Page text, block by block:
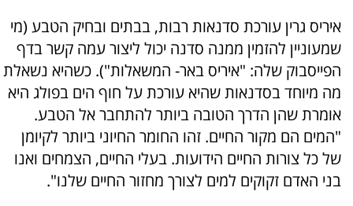
איריס גרין עורכת סדנאות רבות, בבתים ובחיק הטבע (מי
שמעוניין להזמין ממנה סדנה יכול ליצור עמה קשר בדף
הפייסבוק שלה: "איריס באר- המשאלות"). כשהיא נשאלת
מה מיוחד בסדנאות שהיא עורכת על חוף הים בפולג היא
אומרת שהן הדרך הטובה ביותר להתחבר אל הטבע.
"המים הם מקור החיים. זהו החומר החיוני ביותר לקיומן
של כל צורות החיים הידועות. בעלי החיים, הצמחים ואנו
בני האדם זקוקים למים לצורך מחזור החיים שלנו".